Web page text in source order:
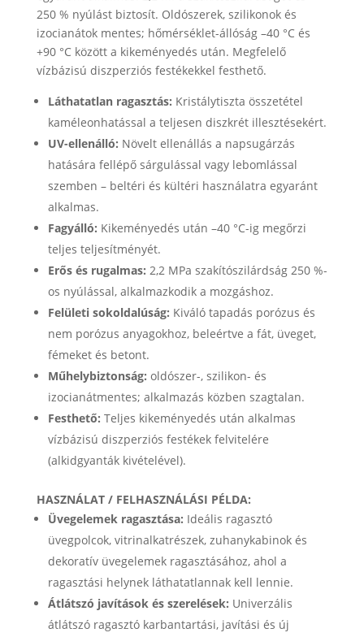
250 % nyúlást biztosít. Oldószerek, szilikonok és
izocianátok mentes; hőmérséklet-állóság –40 °C és
+90 °C között a kikeményedés után. Megfelelő
vízbázisú diszperziós festékekkel festhető.
Láthatatlan ragasztás: Kristálytiszta összetétel
kaméleonhatással a teljesen diszkrét illesztésekért.
UV-ellenálló: Növelt ellenállás a napsugárzás
hatására fellépő sárgulással vagy lebomlással
szemben – beltéri és kültéri használatra egyaránt
alkalmas.
Fagyálló: Kikeményedés után –40 °C-ig megőrzi
teljes teljesítményét.
Erős és rugalmas: 2,2 MPa szakítószilárdság 250 %-
os nyúlással, alkalmazkodik a mozgáshoz.
Felületi sokoldalúság: Kiváló tapadás porózus és
nem porózus anyagokhoz, beleértve a fát, üveget,
fémeket és betont.
Műhelybiztonság: oldószer-, szilikon- és
izocianátmentes; alkalmazás közben szagtalan.
Festhető: Teljes kikeményedés után alkalmas
vízbázisú diszperziós festékek felvitelére
(alkidgyanták kivételével).
HASZNÁLAT / FELHASZNÁLÁSI PÉLDA:
Üvegelemek ragasztása: Ideális ragasztó
üvegpolcok, vitrinalkatrészek, zuhanykabinok és
dekoratív üvegelemek ragasztásához, ahol a
ragasztási helynek láthatatlannak kell lennie.
Átlátszó javítások és szerelések: Univerzális
átlátszó ragasztó karbantartási, javítási és új